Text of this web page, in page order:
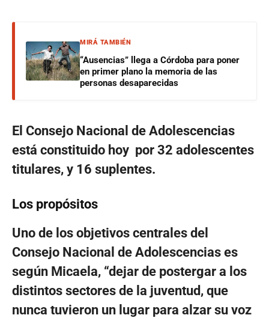
MIRÁ TAMBIÉN
“Ausencias” llega a Córdoba para poner
en primer plano la memoria de las
personas desaparecidas
El Consejo Nacional de Adolescencias
está constituido hoy por 32 adolescentes
titulares, y 16 suplentes.
Los propósitos
Uno de los objetivos centrales del
Consejo Nacional de Adolescencias es
según Micaela, “dejar de postergar a los
distintos sectores de la juventud, que
nunca tuvieron un lugar para alzar su voz